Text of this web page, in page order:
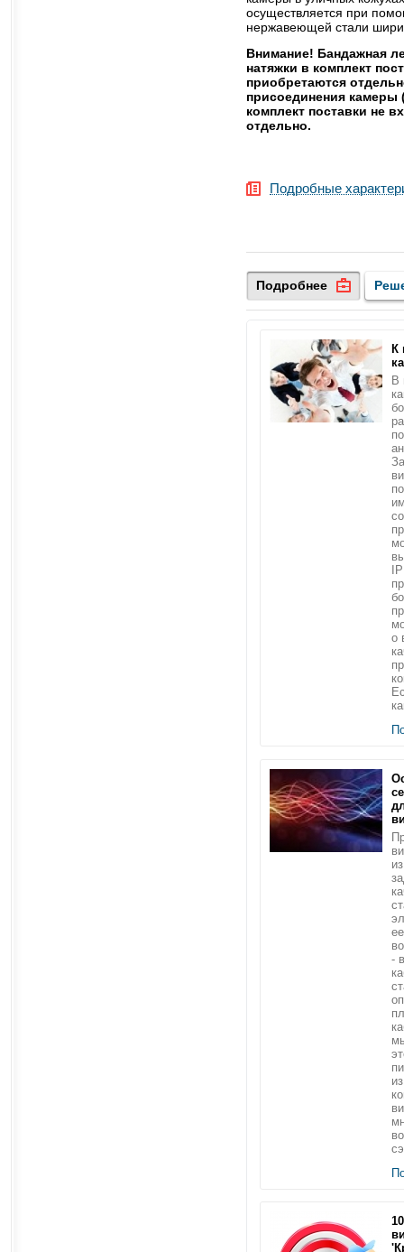
осуществляется при
нержавеющей стали
Внимание! Бандажная
натяжки в комплект
приобретаются
присоединения камеры
комплект поставки не
отдельно.
Подробные
Подробнее
К
В
о
-